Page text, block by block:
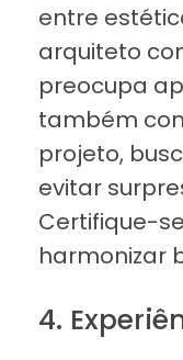
entre
arquiteto
preocupa
também
projeto,
evitar
Certifique-
harmonizar
4.